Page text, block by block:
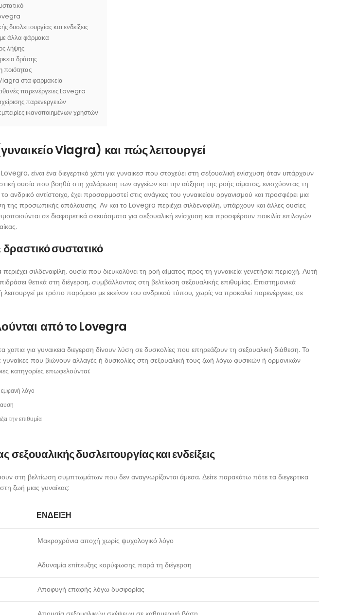
δυσλειτουργίας και ενδείξεις
με άλλα φάρμακα
λήψης
δράσης
ποιότητας
στα φαρμακεία
παρενέργειες Lovegra
παρενεργειών
ικανοποιημένων χρηστών
Viagra) και πώς λειτουργεί
είναι ένα διεγερτικό χάπι για γυναικεσ που στοχεύει στη σεξουαλική ενίσχυση όταν υπάρχουν
ουσία που βοηθά στη χαλάρωση των αγγείων και την αύξηση της ροής αίματος, ενισχύοντας τη
ανδρικό αντίστοιχο, έχει προσαρμοστεί στις ανάγκες του γυναικείου οργανισμού και προσφέρει μια
της προσωπικής απόλαυσης. Αν και το Lovegra περιέχει σιλδεναφίλη, υπάρχουν και άλλες ουσίες
σε διαφορετικά σκευάσματα για σεξουαλική ενίσχυση και προσφέρουν ποικιλία επιλογών
συστατικό
σιλδεναφίλη, ουσία που διευκολύνει τη ροή αίματος προς τη γυναικεία γενετήσια περιοχή. Αυτή
θετικά στη διέγερση, συμβάλλοντας στη βελτίωση σεξουαλικής επιθυμίας. Επιστημονικά
με τρόπο παρόμοιο με εκείνον του ανδρικού τύπου, χωρίς να προκαλεί παρενέργειες σε
από το Lovegra
χαπια για γυναικεια διεγερση δίνουν λύση σε δυσκολίες που επηρεάζουν τη σεξουαλική διάθεση. Το
που βιώνουν αλλαγές ή δυσκολίες στη σεξουαλική τους ζωή λόγω φυσικών ή ορμονικών
κατηγορίες επωφελούνται:
εμφανή λόγο
την επιθυμία
δυσλειτουργίας και ενδείξεις
στη βελτίωση συμπτωμάτων που δεν αναγνωρίζονται άμεσα. Δείτε παρακάτω πότε τα διεγερτικα
ζωή μιας γυναίκας:
ΈΝΔΕΙΞΗ
Μακροχρόνια αποχή χωρίς ψυχολογικό λόγο
Αδυναμία επίτευξης κορύφωσης παρά τη διέγερση
Αποφυγή επαφής λόγω δυσφορίας